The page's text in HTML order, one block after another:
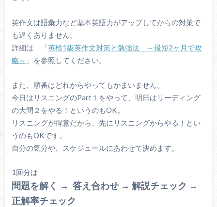
英作文は語彙力など基本英語力がアップしてからの対策で
も遅くありません。
詳細は 「英検1級英作文対策と勉強法 ～最短2ヶ月で攻
略～ 」を参照してください。
また、順番はどれからやってもかまいません。
今日はリスニングのPart１をやって、明日はリーディング
の大問２をやる！というのもOK。
リスニングが得意だから、先にリスニングからやる！とい
うのもOKです。
自分の気分や、スケジュールにあわせて決めます。
1回分は
問題を解く → 答え合わせ → 解説チェック →
正解率チェック